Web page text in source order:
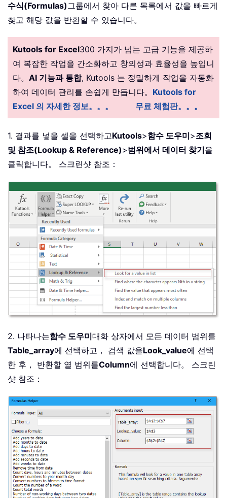
수식(Formulas)그룹에서 찾아 다른 목록에서 값을 빠르게
찾고 해당 값을 반환할 수 있습니다。
Kutools for Excel300 가지가 넘는 고급 기능을 제공하
여 복잡한 작업을 간소화하고 창의성과 효율성을 높입니
다。 AI 기능과 통합, Kutools 는 정밀하게 작업을 자동화
하여 데이터 관리를 손쉽게 만듭니다。 Kutools for
Excel 의 자세한 정보。。。
무료 체험판。。。
1. 결과를 넣을 셀을 선택하고Kutools>함수 도우미>조회
및 참조(Lookup & Reference)>범위에서 데이터 찾기을
클릭합니다。 스크린샷 참조：
2. 나타나는함수 도우미대화 상자에서 모든 데이터 범위를
Table_array에 선택하고， 검색 값을Look_value에 선택
한 후， 반환할 열 범위를Column에 선택합니다。 스크린
샷 참조：